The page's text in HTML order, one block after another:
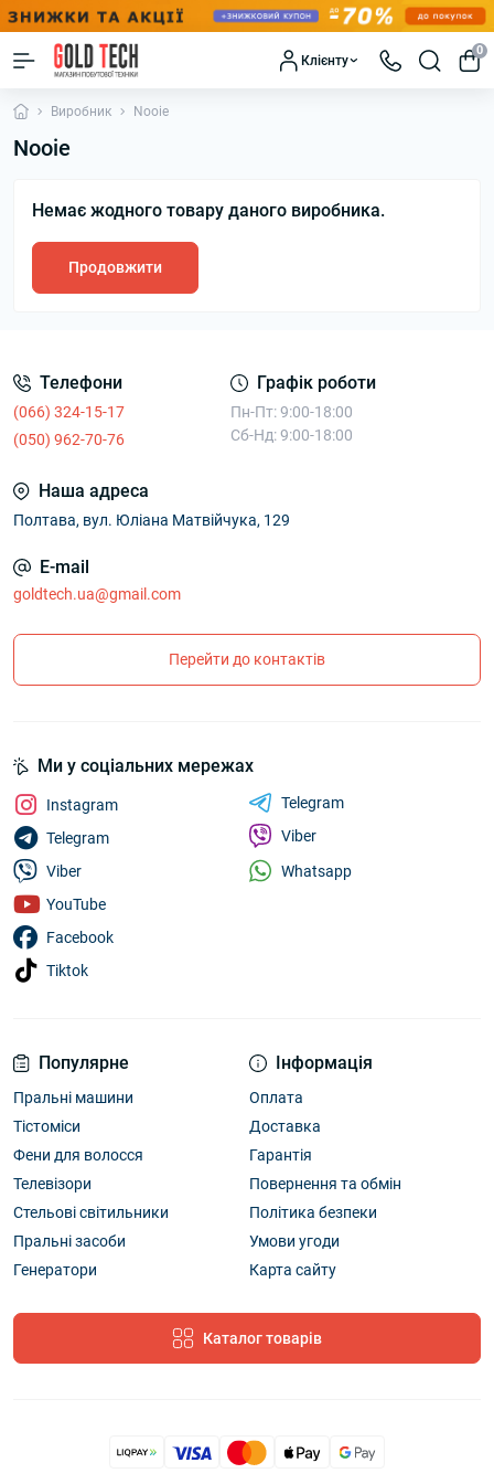
Клієнту
0
Виробник Nooie
Nooie
Немає жодного товару даного виробника.
Продовжити
Телефони
(066) 324-15-17
(050) 962-70-76
Графік роботи
Пн-Пт: 9:00-18:00
Сб-Нд: 9:00-18:00
Наша адреса
Полтава, вул. Юліана Матвійчука, 129
E-mail
goldtech.ua@gmail.com
Перейти до контактів
Популярне
Пральні машини
Тістоміси
Фени для волосся
Телевізори
Стельові світильники
Пральні засоби
Генератори
Інформація
Оплата
Доставка
Гарантія
Повернення та обмін
Політика безпеки
Умови угоди
Карта сайту
Каталог товарів
Ми у соціальних мережах
Instagram
Telegram
Viber
YouTube
Facebook
Tiktok
Telegram
Viber
Whatsapp